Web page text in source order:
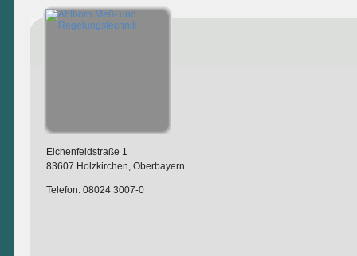
Eichenfeldstraße 1
83607 Holzkirchen, Oberbayern
Telefon: 08024 3007-0